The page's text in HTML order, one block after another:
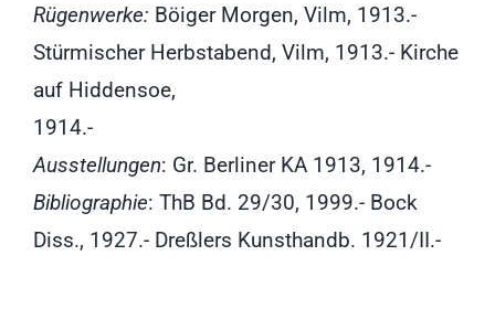
Rügenwerke: Böiger Morgen, Vilm, 1913.-
Stürmischer Herbstabend, Vilm, 1913.- Kirche
auf Hiddensoe,
1914.-
Ausstellungen: Gr. Berliner KA 1913, 1914.-
Bibliographie: ThB Bd. 29/30, 1999.- Bock
Diss., 1927.- Dreßlers Kunsthandb. 1921/II.-